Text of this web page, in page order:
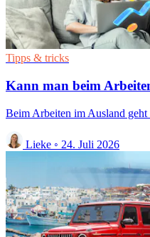
Tipps & tricks
Kann man beim
Beim Arbeiten im Ausland geht
Lieke ◦ 24. Juli 2026